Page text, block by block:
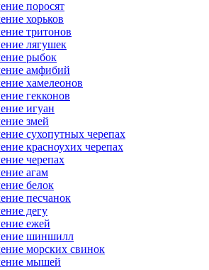
поросят
хорьков
тритонов
лягушек
рыбок
амфибий
хамелеонов
гекконов
игуан
змей
сухопутных черепах
красноухих черепах
черепах
агам
белок
песчанок
дегу
ежей
шиншилл
морских свинок
мышей